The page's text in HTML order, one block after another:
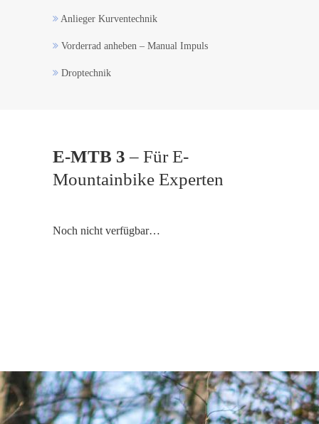
Anlieger Kurventechnik
Vorderrad anheben – Manual Impuls
Droptechnik
E-MTB 3 – Für E-
Mountainbike Experten
Noch nicht verfügbar…